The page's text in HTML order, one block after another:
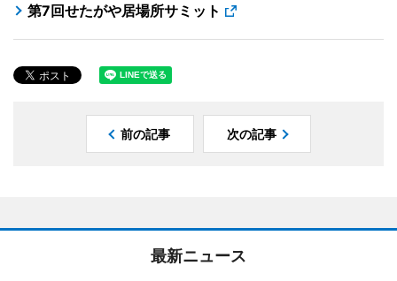
第7回せたがや居場所サミット
前の記事 次の記事
最新ニュース